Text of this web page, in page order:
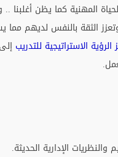
المهنية كما يظن أغلبنا ..
الثقة بالنفس لديهم
الرؤية الاستراتيجية للتدريب
.
الإدارية الحديثة.